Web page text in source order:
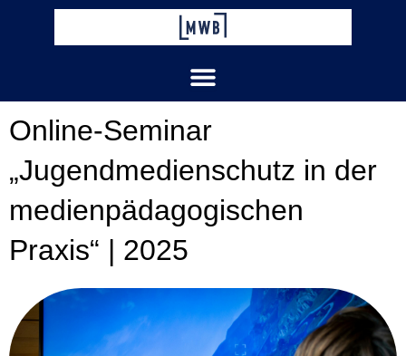
Online-Seminar
„Jugendmedienschutz in der
medienpädagogischen
Praxis“ | 2025